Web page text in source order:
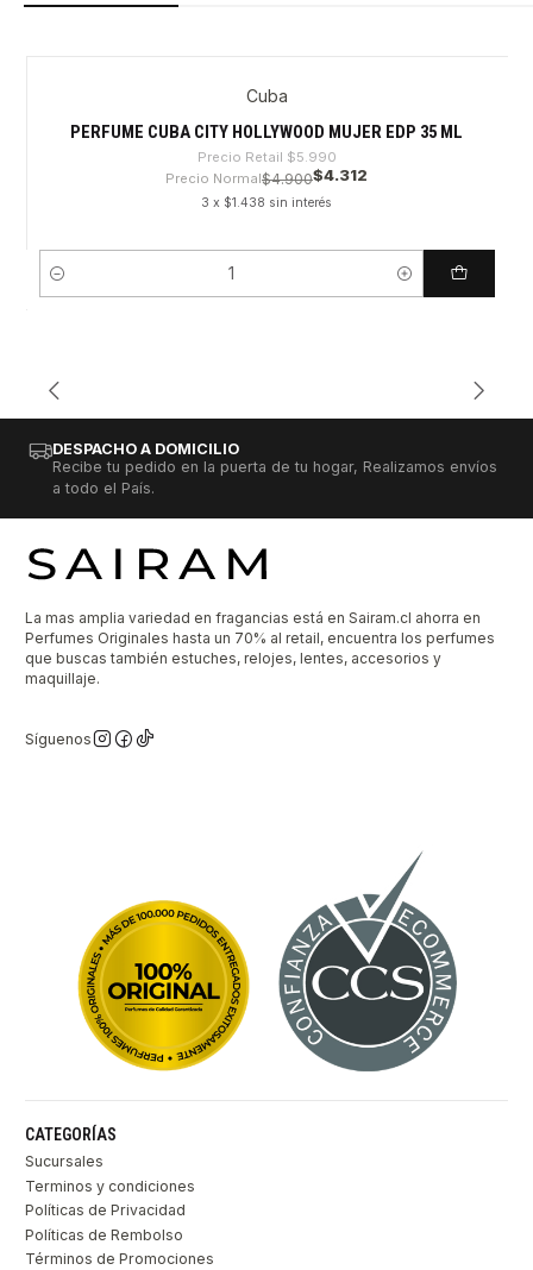
Cuba
PERFUME CUBA CITY HOLLYWOOD MUJER EDP 35 ML
Precio Retail $5.990
Precio Normal$4.900$4.312
3 x $1.438 sin interés
Cantidad
DESPACHO A DOMICILIO
Recibe tu pedido en la puerta de tu hogar, Realizamos envíos
a todo el País.
La mas amplia variedad en fragancias está en Sairam.cl ahorra en
Perfumes Originales hasta un 70% al retail, encuentra los perfumes
que buscas también estuches, relojes, lentes, accesorios y
maquillaje.
Síguenos
CATEGORÍAS
Sucursales
Terminos y condiciones
Políticas de Privacidad
Políticas de Rembolso
Términos de Promociones